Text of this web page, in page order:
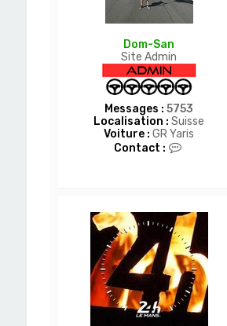
Dom-San
Site Admin
Messages : 5753
Localisation : Suisse
Voiture : GR Yaris
Contact :
t
e
r
D
o
m
-
S